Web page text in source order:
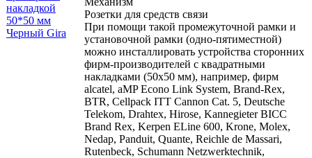
Розетки для средств связи
При помощи такой промежуточной рамки и
установочной рамки (одно-пятиместной)
можно инсталлировать устройства сторонних
фирм-производителей с квадратными
накладками (50х50 мм), например, фирм
alcatel, aMP Econo Link System, Brand-Rex,
BTR, Cellpack ITT Cannon Cat. 5, Deutsche
Telekom, Drahtex, Hirose, Kannegieter BICC
Brand Rex, Kerpen ELine 600, Krone, Molex,
Nedap, Panduit, Quante, Reichle de Massari,
Rutenbeck, Schumann Netzwerktechnik,